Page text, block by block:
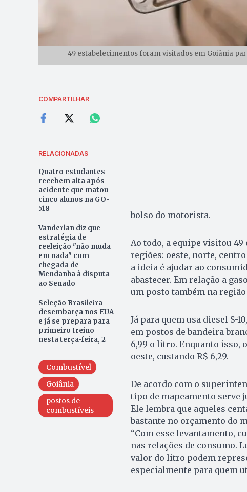
49 estabelecimentos foram visitados em Goiânia
COMPARTILHAR
RELACIONADAS
Quatro estudantes
recebem alta após
acidente que matou
cinco alunos na GO-
518
Vanderlan diz que
estratégia de
reeleição "não muda
em nada" com
chegada de
Mendanha à disputa
ao Senado
Seleção Brasileira
desembarça nos EUA
e já se prepara para
primeiro treino
nesta terça-feira, 2
Combustível
Goiânia
postos de
combustíveis
bolso do motorista.
Ao todo, a equipe visitou
regiões: oeste, norte,
a ideia é ajudar ao
abastecer. Em relação a
um posto também na
Já para quem usa diesel S-
em postos de bandeira
6,99 o litro. Enquanto isso,
oeste, custando R$ 6,29.
De acordo com o
tipo de mapeamento serve
Ele lembra que aqueles
bastante no orçamento do
“Com esse levantamento,
nas relações de consumo.
valor do litro podem
especialmente para quem